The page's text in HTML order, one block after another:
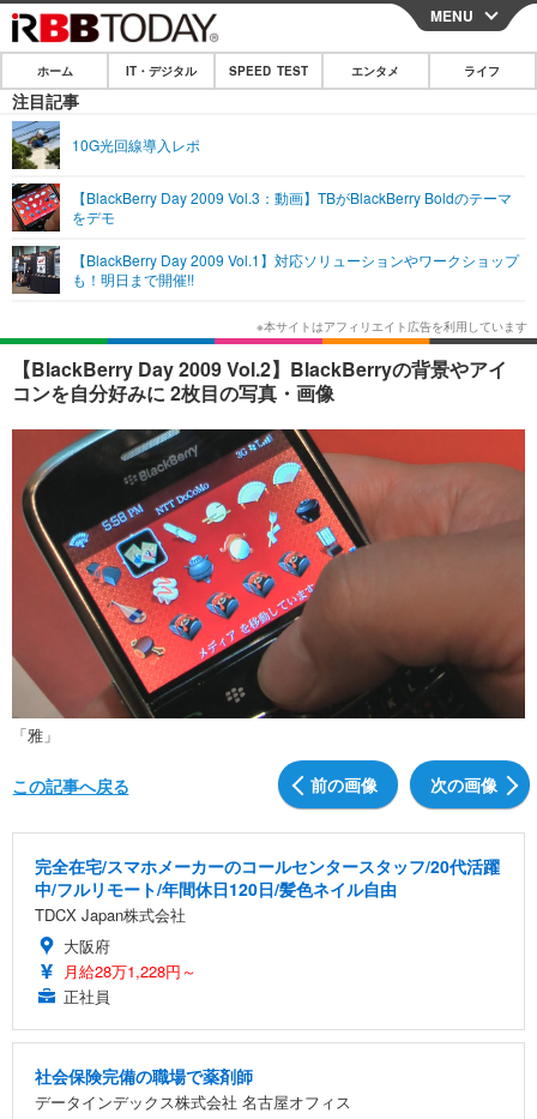
CLOSE
ホーム
IT・デジタル
ショッピング その他
SPEED TEST
エンタメ
エンタメTOP
韓国・芸能
音楽 スポーツ
ショッピング その他
ライフ
ライフTOP グルメ
ペット ショッピング
その他
リリース一覧
プッシュ通知の停止方法
MENU
ホーム IT・デジタル SPEED TEST エンタメ ライフ
注目記事
10G光回線導入レポ
【BlackBerry Day 2009 Vol.3：動画】TBがBlackBerry Boldのテーマ
をデモ
【BlackBerry Day 2009 Vol.1】対応ソリューションやワークショップ
も！明日まで開催!!
【BlackBerry Day 2009 Vol.2】BlackBerryの背景やアイ
コンを自分好みに 2枚目の写真・画像
「雅」
前の画像 次の画像
この記事へ戻る
完全在宅/スマホメーカーのコールセンタースタッフ/20代活躍
中/フルリモート/年間休日120日/髪色ネイル自由
TDCX Japan株式会社
大阪府
月給28万1,228円～
正社員
社会保険完備の職場で薬剤師
データインデックス株式会社 名古屋オフィス